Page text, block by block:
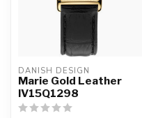
DANISH DESIGN
Marie Gold Leather
IV15Q1298